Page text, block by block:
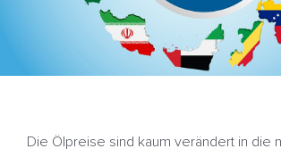
Die Ölpreise sind kaum verändert in die